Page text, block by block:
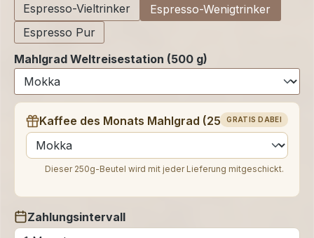
Espresso-Vieltrinker
Espresso-Wenigtrinker
Espresso Pur
Mahlgrad Weltreisestation (500 g)
GRATIS DABEI
Kaffee des Monats Mahlgrad (250 g)
auswählen
Dieser 250g-Beutel wird mit jeder Lieferung mitgeschickt.
Zahlungsintervall
auswählen